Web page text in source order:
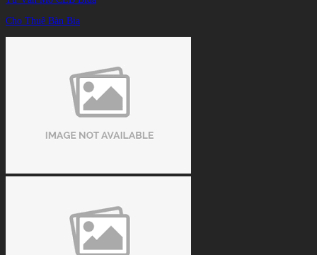
TIN TỨC /
Cho Thuê Bàn Bia